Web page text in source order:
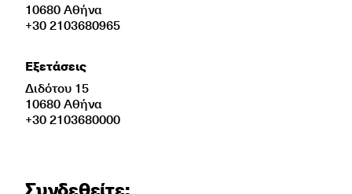
10680 Αθήνα
+30 2103680965
Εξετάσεις
Διδότου 15
10680 Αθήνα
+30 2103680000